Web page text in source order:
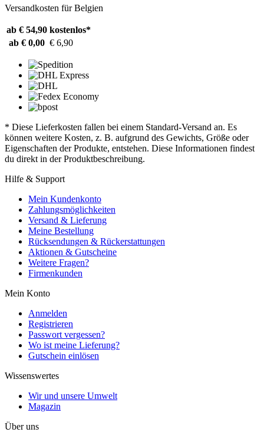
Versandkosten für Belgien
ab € 54,90 kostenlos*
ab € 0,00 € 6,90
* Diese Lieferkosten fallen bei einem Standard-Versand an. Es
können weitere Kosten, z. B. aufgrund des Gewichts, Größe oder
Eigenschaften der Produkte, entstehen. Diese Informationen findest
du direkt in der Produktbeschreibung.
Hilfe & Support
Mein Kundenkonto
Zahlungsmöglichkeiten
Versand & Lieferung
Meine Bestellung
Rücksendungen & Rückerstattungen
Aktionen & Gutscheine
Weitere Fragen?
Firmenkunden
Mein Konto
Anmelden
Registrieren
Passwort vergessen?
Wo ist meine Lieferung?
Gutschein einlösen
Wissenswertes
Wir und unsere Umwelt
Magazin
Über uns